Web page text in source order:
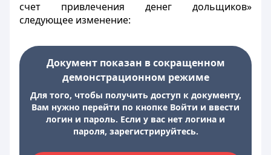
счет привлечения денег дольщиков»
следующее изменение:
Документ показан в сокращенном
демонстрационном режиме
Для того, чтобы получить доступ к документу,
Вам нужно перейти по кнопке Войти и ввести
логин и пароль. Если у вас нет логина и
пароля, зарегистрируйтесь.